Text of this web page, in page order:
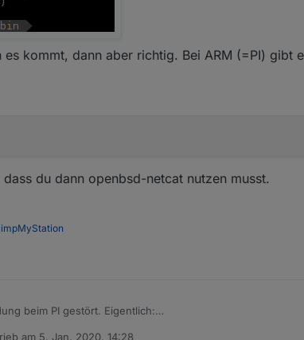
kommt, dann aber richtig. Bei ARM (=PI) gibt
du dann openbsd-netcat nutzen musst.
beim PI gestört. Eigentlich:
am 5. Jan. 2020, 14:28